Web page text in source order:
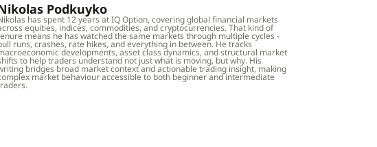
Podkuyko
has spent 12 years at IQ Option, covering global financial markets
equities, indices, commodities, and cryptocurrencies. That kind of
means he has watched the same markets through multiple cycles -
runs, crashes, rate hikes, and everything in between. He tracks
developments, asset class dynamics, and structural market
to help traders understand not just what is moving, but why. His
bridges broad market context and actionable trading insight, making
market behaviour accessible to both beginner and intermediate